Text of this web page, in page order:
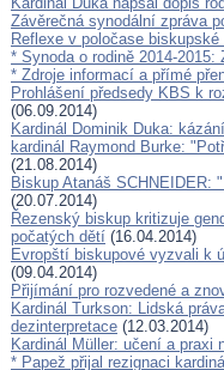
Závěrečná synodální zpráva
Reflexe v poločase
* Synoda o rodině 2014-2015:
* Zdroje informací a přímé
Prohlášení předsedy KBS k
(06.09.2014)
Kardinál Dominik Duka:
kardinál Raymond Burke:
(21.08.2014)
Biskup Atanáš
(20.07.2014)
Řezenský biskup kritizuje
počatých dětí (16.04.2014)
Evropští biskupové vyzvali k
(09.04.2014)
Přijímání pro rozvedené a
Kardinál Turkson: Lidská
dezinterpretace (12.03.2014)
Kardinál Müller: učení a praxi
* Papež přijal rezignaci